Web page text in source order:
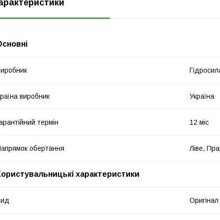
виробник Україна
термін 12 міс
обертання Ліве,
характеристики
Оригінал